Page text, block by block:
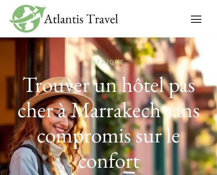
AFRIQUE
Trouver un hôtel pas
cher à Marrakech sans
compromis sur le
confort